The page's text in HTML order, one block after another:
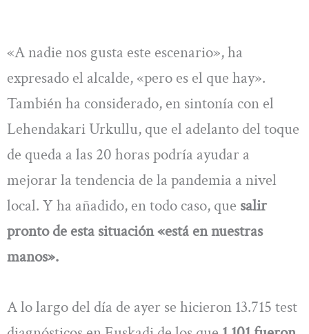
«A nadie nos gusta este escenario», ha
expresado el alcalde, «pero es el que hay».
También ha considerado, en sintonía con el
Lehendakari Urkullu, que el adelanto del toque
de queda a las 20 horas podría ayudar a
mejorar la tendencia de la pandemia a nivel
local. Y ha añadido, en todo caso, que salir
pronto de esta situación «está en nuestras
manos».
A lo largo del día de ayer se hicieron 13.715 test